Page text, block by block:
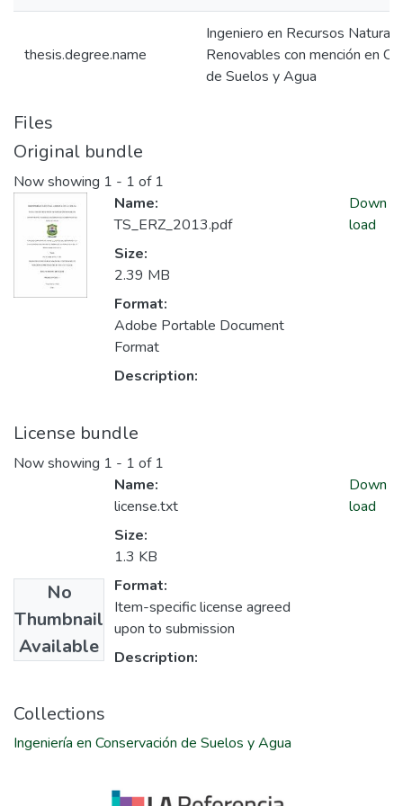
thesis.degree.name
Ingeniero en Recursos
Renovables con mención en
de Suelos y Agua
Files
Original bundle
Now showing 1 - 1 of 1
Name:
TS_ERZ_2013.pdf
Size:
2.39 MB
Format:
Adobe Portable Document
Format
Description:
Down
load
License bundle
Now showing 1 - 1 of 1
No
Thumbnail
Available
Name:
license.txt
Size:
1.3 KB
Format:
Item-specific license agreed
upon to submission
Description:
Down
load
Collections
Ingeniería en Conservación de Suelos y Agua